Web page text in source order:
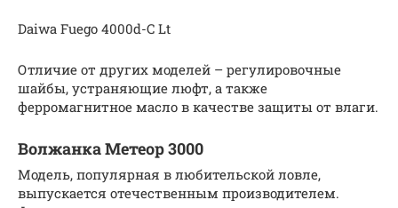
Daiwa Fuego 4000d-C Lt
Отличие от других моделей – регулировочные
шайбы, устраняющие люфт, а также
ферромагнитное масло в качестве защиты от влаги.
Волжанка Метеор 3000
Модель, популярная в любительской ловле,
выпускается отечественным производителем.